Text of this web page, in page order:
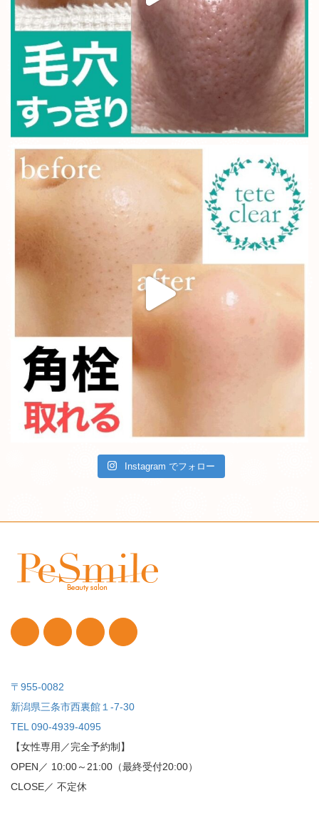
Instagram でフォロー
〒955-0082
新潟県三条市西裏館１-7-30
TEL 090-4939-4095
【女性専用／完全予約制】
OPEN／ 10:00～21:00（最終受付20:00）
CLOSE／ 不定休